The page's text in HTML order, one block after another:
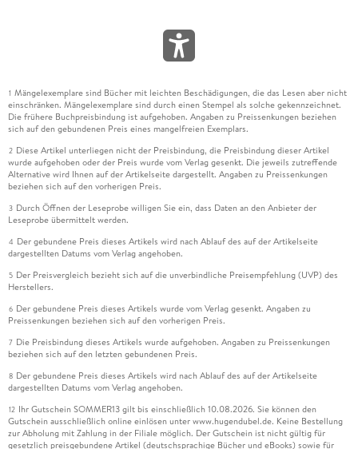
1 Mängelexemplare sind Bücher mit leichten Beschädigungen, die das Lesen aber nicht
einschränken. Mängelexemplare sind durch einen Stempel als solche gekennzeichnet.
Die frühere Buchpreisbindung ist aufgehoben. Angaben zu Preissenkungen beziehen
sich auf den gebundenen Preis eines mangelfreien Exemplars.
2 Diese Artikel unterliegen nicht der Preisbindung, die Preisbindung dieser Artikel
wurde aufgehoben oder der Preis wurde vom Verlag gesenkt. Die jeweils zutreffende
Alternative wird Ihnen auf der Artikelseite dargestellt. Angaben zu Preissenkungen
beziehen sich auf den vorherigen Preis.
3 Durch Öffnen der Leseprobe willigen Sie ein, dass Daten an den Anbieter der
Leseprobe übermittelt werden.
4 Der gebundene Preis dieses Artikels wird nach Ablauf des auf der Artikelseite
dargestellten Datums vom Verlag angehoben.
5 Der Preisvergleich bezieht sich auf die unverbindliche Preisempfehlung (UVP) des
Herstellers.
6 Der gebundene Preis dieses Artikels wurde vom Verlag gesenkt. Angaben zu
Preissenkungen beziehen sich auf den vorherigen Preis.
7 Die Preisbindung dieses Artikels wurde aufgehoben. Angaben zu Preissenkungen
beziehen sich auf den letzten gebundenen Preis.
8 Der gebundene Preis dieses Artikels wird nach Ablauf des auf der Artikelseite
dargestellten Datums vom Verlag angehoben.
12 Ihr Gutschein SOMMER13 gilt bis einschließlich 10.08.2026. Sie können den
Gutschein ausschließlich online einlösen unter www.hugendubel.de. Keine Bestellung
zur Abholung mit Zahlung in der Filiale möglich. Der Gutschein ist nicht gültig für
gesetzlich preisgebundene Artikel (deutschsprachige Bücher und eBooks) sowie für